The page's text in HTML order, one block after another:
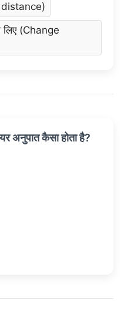
distance)
लिए (Change
अनुपात कैसा होता है?